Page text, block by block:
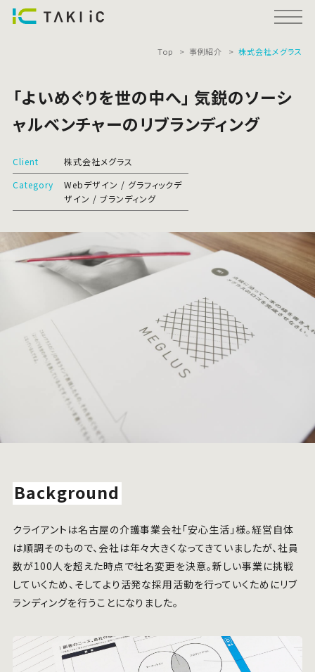
Top 事例紹介 株式会社メグラス
「よいめぐりを世の中へ」 気鋭のソーシ
ャルベンチャーのリブランディング
Client
株式会社メグラス
Category
Webデザイン
グラフィックデ
ザイン
ブランディング
Background
クライアントは名古屋の介護事業会社「安心生活」様。経営自体
は順調そのもので、会社は年々大きくなってきていましたが、社員
数が100人を超えた時点で社名変更を決意。新しい事業に挑戦
していくため、そしてより活発な採用活動を行っていくためにリブ
ランディングを行うことになりました。